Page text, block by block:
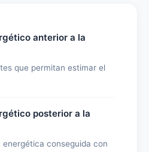
anterior a la
que permitan estimar el
posterior a la
energética conseguida con